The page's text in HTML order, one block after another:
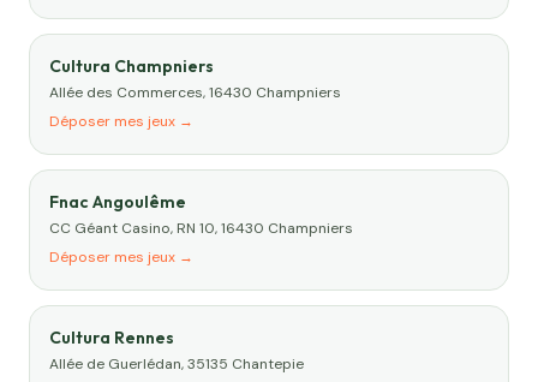
Cultura Champniers
Allée des Commerces, 16430 Champniers
Déposer mes jeux →
Fnac Angoulême
CC Géant Casino, RN 10, 16430 Champniers
Déposer mes jeux →
Cultura Rennes
Allée de Guerlédan, 35135 Chantepie